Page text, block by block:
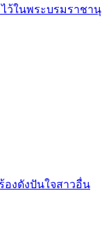
ไว้ในพระบรมราชานุ
องดังปันใจสาวอื่น